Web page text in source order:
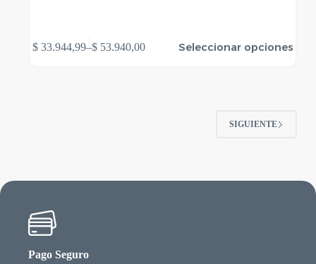
$ 33.944,99–$ 53.940,00
Rango
Seleccionar opciones
producto
producto
SIGUIENTE
Pago Seguro